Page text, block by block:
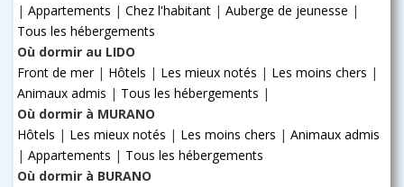
| Appartements | Chez l'habitant | Auberge de jeunesse |
Tous les hébergements
Où dormir au LIDO
Front de mer| Hôtels | Les mieux notés | Les moins chers |
Animaux admis | Tous les hébergements |
Où dormir à MURANO
Hôtels | Les mieux notés | Les moins chers | Animaux admis
| Appartements | Tous les hébergements
Où dormir à BURANO